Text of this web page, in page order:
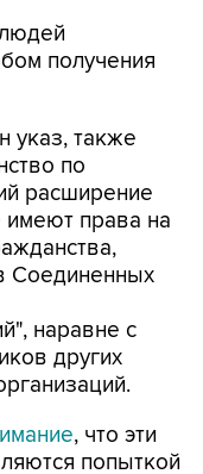
получения
указ, также
по
расширение
права на
Соединенных
наравне с
других
, что эти
попыткой